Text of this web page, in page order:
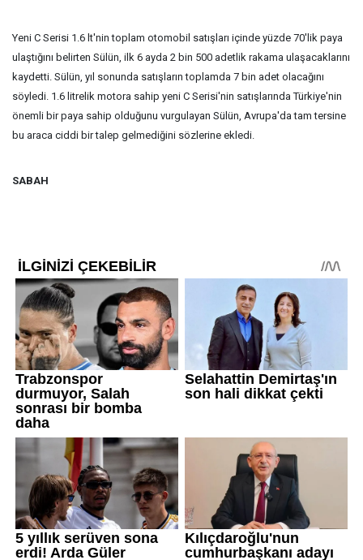
Yeni C Serisi 1.6 lt'nin toplam otomobil satışları içinde yüzde 70'lik paya
ulaştığını belirten Sülün, ilk 6 ayda 2 bin 500 adetlik rakama ulaşacaklarını
kaydetti. Sülün, yıl sonunda satışların toplamda 7 bin adet olacağını
söyledi. 1.6 litrelik motora sahip yeni C Serisi'nin satışlarında Türkiye'nin
önemli bir paya sahip olduğunu vurgulayan Sülün, Avrupa'da tam tersine
bu araca ciddi bir talep gelmediğini sözlerine ekledi.
SABAH